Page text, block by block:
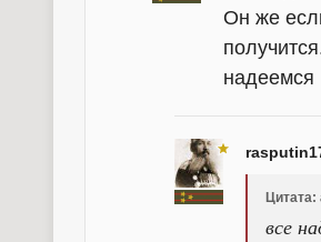
Он же
надеемся
Цитата:
все